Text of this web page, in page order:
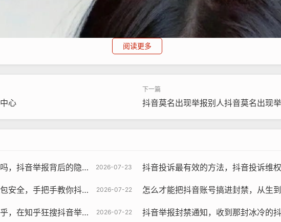
阅读更多
心 抖音莫名出现举报别人抖音莫名出现
2026-07-23
私之谜，匿名举报真的看不见吗？ 抖音投诉最有效的方法，抖音投诉维权总失败？这份隐藏攻略
2026-07-22
教你抖音举报诈骗与高效维权 怎么才能把抖音账号搞进封禁，从生到死的三重门，一
2026-07-22
是谁举报的吗，我发现了这些扎心真相 抖音举报封禁通知，收到那封冰冷的抖音举报封禁